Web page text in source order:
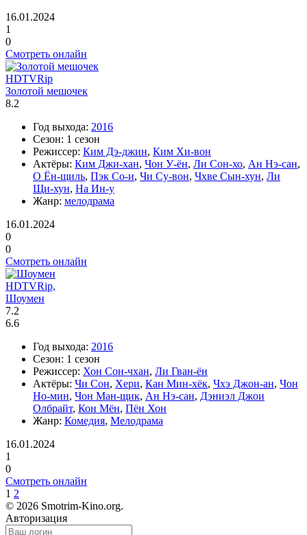
16.01.2024
1
0
Смотреть онлайн
HDTVRip
Золотой мешочек
8.2
Год выхода: 2016
Сезон: 1 сезон
Режиссер: Ким Дэ-джин, Ким Хи-вон
Актёры: Ким Джи-хан, Чон У-ён, Ли Сон-хо, Ан Нэ-сан,
О Ён-щиль, Пэк Со-и, Чи Су-вон, Чхве Сын-хун, Ли
Щи-хун, На Ин-у
Жанр: мелодрама
16.01.2024
0
0
Смотреть онлайн
HDTVRip,
Шоумен
7.2
6.6
Год выхода: 2016
Сезон: 1 сезон
Режиссер: Хон Сон-чхан, Ли Гван-ён
Актёры: Чи Сон, Хери, Кан Мин-хёк, Чхэ Джон-ан, Чон
Но-мин, Чон Ман-щик, Ан Нэ-сан, Дэниэл Джои
Олбрайт, Кон Мён, Пён Хон
Жанр: Комедия, Мелодрама
16.01.2024
1
0
Смотреть онлайн
1 2
© 2026 Smotrim-Kino.org.
Авторизация